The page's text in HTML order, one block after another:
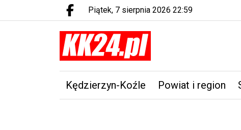
Facebook.com
piątek, 7 sierpnia 2026 22:59
Kędzierzyn-Koźle Powiat i region